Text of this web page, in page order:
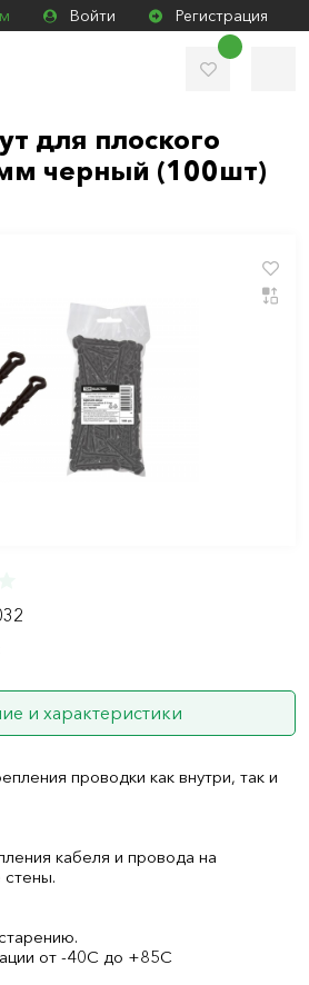
Войти Регистрация
для плоского
черный (100шт)
и характеристики
проводки как внутри, так и
кабеля и провода на
от -40С до +85С